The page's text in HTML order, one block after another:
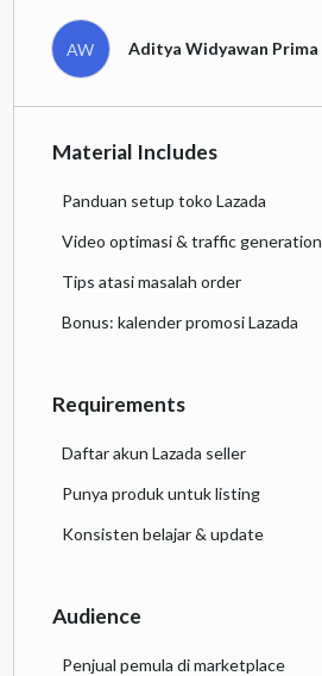
AW Aditya Widyawan Prima
Material Includes
Panduan setup toko Lazada
Video optimasi & traffic generation
Tips atasi masalah order
Bonus: kalender promosi Lazada
Requirements
Daftar akun Lazada seller
Punya produk untuk listing
Konsisten belajar & update
Audience
Penjual pemula di marketplace